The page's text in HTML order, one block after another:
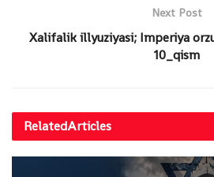
Next Post
Xalifalik illyuziyasi; Imperiya
10_qism
RelatedArticles